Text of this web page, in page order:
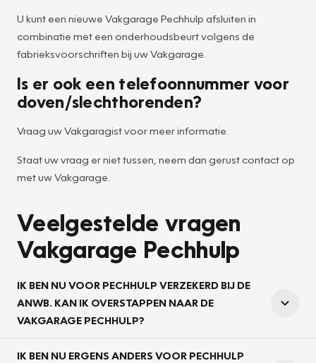
U kunt een nieuwe Vakgarage Pechhulp afsluiten in
combinatie met een onderhoudsbeurt volgens de
fabrieksvoorschriften bij uw Vakgarage.
Is er ook een telefoonnummer voor
doven/slechthorenden?
Vraag uw Vakgaragist voor meer informatie.
Staat uw vraag er niet tussen, neem dan gerust contact op
met uw Vakgarage.
Veelgestelde vragen
Vakgarage Pechhulp
IK BEN NU VOOR PECHHULP VERZEKERD BIJ DE
ANWB. KAN IK OVERSTAPPEN NAAR DE
VAKGARAGE PECHHULP?
IK BEN NU ERGENS ANDERS VOOR PECHHULP